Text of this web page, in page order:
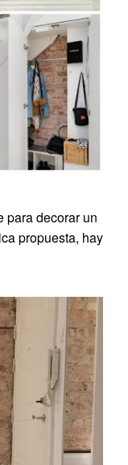
para decorar un
propuesta, hay